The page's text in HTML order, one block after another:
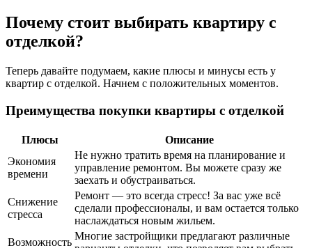
Почему стоит выбирать квартиру с
отделкой?
Теперь давайте подумаем, какие плюсы и минусы есть у
квартир с отделкой. Начнем с положительных моментов.
Преимущества покупки квартиры с отделкой
Плюсы
Описание
Экономия
времени
Не нужно тратить время на планирование и
управление ремонтом. Вы можете сразу же
заехать и обустраиваться.
Снижение
стресса
Ремонт — это всегда стресс! За вас уже всё
сделали профессионалы, и вам остается только
наслаждаться новым жильем.
Возможность
Многие застройщики предлагают различные